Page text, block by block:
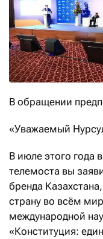
В обращении
«Уважаемый
В июле этого года
телемоста вы
бренда
страну во всём
международной
«Конституция: